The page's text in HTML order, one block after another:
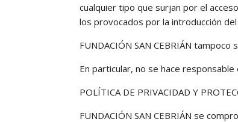
cualquier tipo que surjan por el
los provocados por la introducción del
FUNDACIÓN SAN CEBRIÁN
En particular, no se hace
POLÍTICA DE PRIVACIDAD Y
FUNDACIÓN SAN CEBRIÁN se